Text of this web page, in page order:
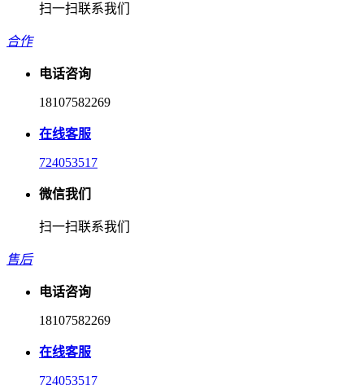
扫一扫联系我们
合作
电话咨询
18107582269
在线客服
724053517
微信我们
扫一扫联系我们
售后
电话咨询
18107582269
在线客服
724053517